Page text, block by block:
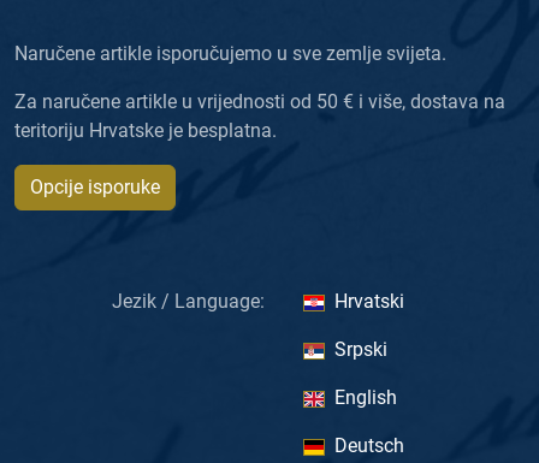
Naručene artikle isporučujemo u sve zemlje svijeta.
Za naručene artikle u vrijednosti od 50 € i više, dostava na
teritoriju Hrvatske je besplatna.
Opcije isporuke
Jezik / Language: Hrvatski
Srpski
English
Deutsch